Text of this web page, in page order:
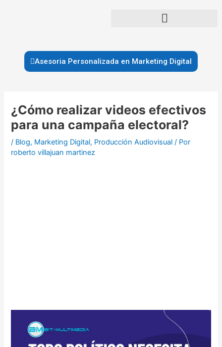
Asesoria Personalizada en Marketing Digital
¿Cómo realizar videos efectivos
para una campaña electoral?
/ Blog, Marketing Digital, Producción Audiovisual / Por
roberto villajuan martinez
entradas